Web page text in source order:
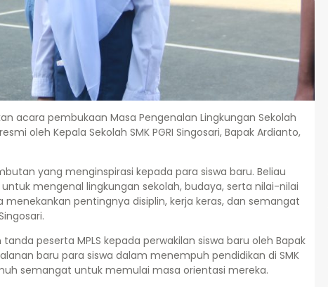
acara pembukaan Masa Pengenalan Lingkungan Sekolah
oleh Kepala Sekolah SMK PGRI Singosari, Bapak Ardianto,
yang menginspirasi kepada para siswa baru. Beliau
mengenal lingkungan sekolah, budaya, serta nilai-nilai
menekankan pentingnya disiplin, kerja keras, dan semangat
peserta MPLS kepada perwakilan siswa baru oleh Bapak
baru para siswa dalam menempuh pendidikan di SMK
semangat untuk memulai masa orientasi mereka.